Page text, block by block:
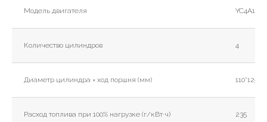
Модель двигателя
Количество цилиндров 4
Диаметр цилиндра × ход поршня (мм) 110*125
Расход топлива при 100% нагрузке (г/кВт·ч) 235